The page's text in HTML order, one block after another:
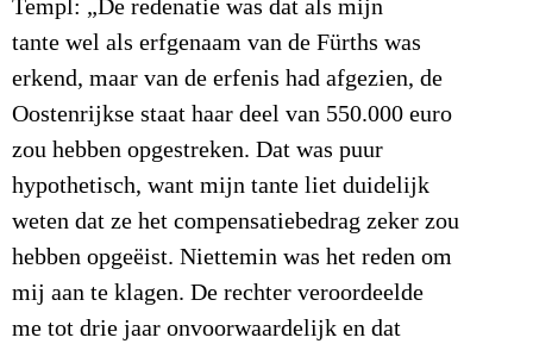
Templ: „De redenatie was dat als mijn
tante wel als erfgenaam van de Fürths was
erkend, maar van de erfenis had afgezien, de
Oostenrijkse staat haar deel van 550.000 euro
zou hebben opgestreken. Dat was puur
hypothetisch, want mijn tante liet duidelijk
weten dat ze het compensatiebedrag zeker zou
hebben opgeëist. Niettemin was het reden om
mij aan te klagen. De rechter veroordeelde
me tot drie jaar onvoorwaardelijk en dat